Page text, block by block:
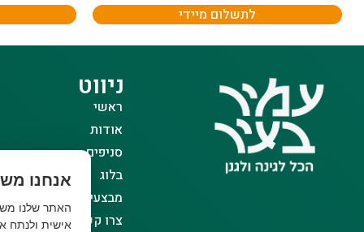
לתשלום מיידי
ניווט
ראשי
אודות
סניפים
בלוג
מבצעים
צרו קשר
אנחנו
אישית ולנתח